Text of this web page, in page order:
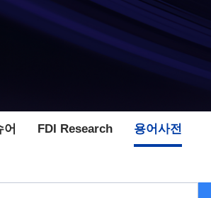
어 FDI Research 용어사전